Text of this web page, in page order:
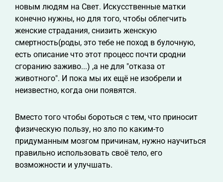
новым людям на Свет. Искусственные матки
конечно нужны, но для того, чтобы облегчить
женские страдания, снизить женскую
смертность(роды, это тебе не поход в булочную,
есть описание что этот процесс почти сродни
сгоранию заживо...) ,а не для "отказа от
животного". И пока мы их ещё не изобрели и
неизвестно, когда они появятся.
Вместо того чтобы бороться с тем, что приносит
физическую пользу, но зло по каким-то
придуманным мозгом причинам, нужно научиться
правильно использовать своё тело, его
возможности и улучшать.